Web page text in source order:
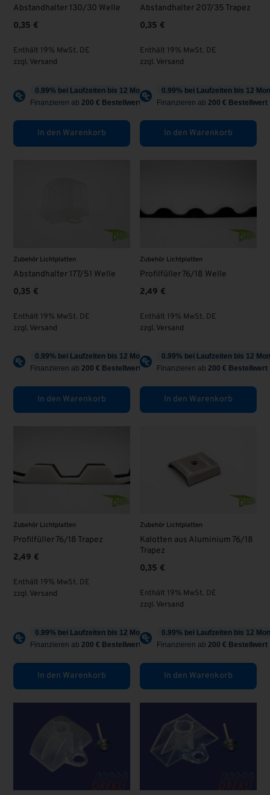
Abstandhalter 130/30 Welle
0,35 €
Enthält 19% MwSt. DE
zzgl. Versand
In den Warenkorb
Abstandhalter 207/35 Trapez
0,35 €
Enthält 19% MwSt. DE
zzgl. Versand
In den Warenkorb
Zubehör Lichtplatten
Abstandhalter 177/51 Welle
0,35 €
Enthält 19% MwSt. DE
zzgl. Versand
In den Warenkorb
Zubehör Lichtplatten
Profilfüller 76/18 Welle
2,49 €
Enthält 19% MwSt. DE
zzgl. Versand
In den Warenkorb
Zubehör Lichtplatten
Profilfüller 76/18 Trapez
2,49 €
Enthält 19% MwSt. DE
zzgl. Versand
In den Warenkorb
Zubehör Lichtplatten
Kalotten aus Aluminium 76/18
Trapez
0,35 €
Enthält 19% MwSt. DE
zzgl. Versand
In den Warenkorb